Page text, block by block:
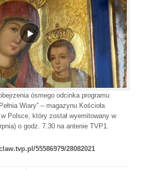
ósmego odcinka programu
Wiary” – magazynu Kościoła
Polsce, który został wyemitowany w
o godz. 7.30 na antenie TVP1​.
55586979/28082021